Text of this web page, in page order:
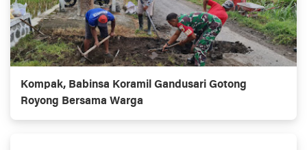
Kompak, Babinsa Koramil Gandusari Gotong
Royong Bersama Warga